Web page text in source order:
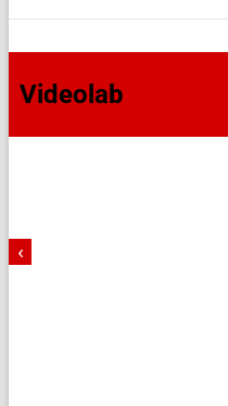
Videolab
‹